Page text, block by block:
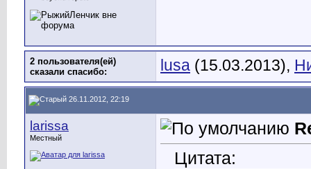
2 пользователя(ей)
сказали cпасибо:
lusa (15.03.2013),
26.11.2012, 22:19
larissa
Местный
Цитата: